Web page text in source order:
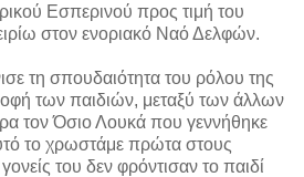
Εσπερινού προς τιμή του
στον ενοριακό Ναό Δελφών.
τη σπουδαιότητα του ρόλου της
των παιδιών, μεταξύ των άλλων
τον Όσιο Λουκά που γεννήθηκε
το χρωστάμε πρώτα στους
του δεν φρόντισαν το παιδί